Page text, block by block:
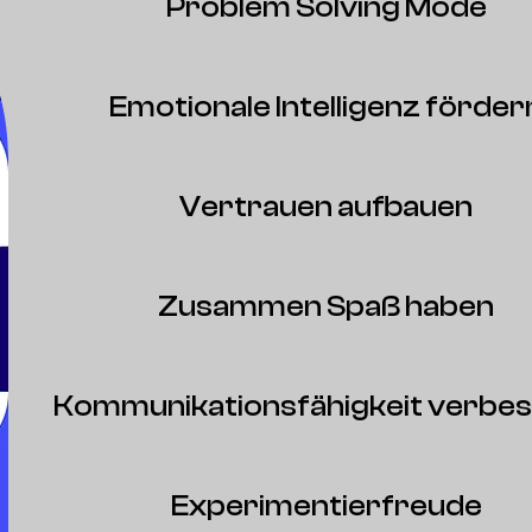
Problem Solving Mode
Emotionale Intelligenz
Vertrauen aufbauen
Zusammen Spaß haben
Kommunikationsfähigkeit
Experimentierfreude